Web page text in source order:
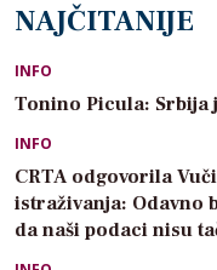
NAJČITANIJE
INFO
Tonino Picula: Srbija
INFO
CRTA odgovorila
istraživanja: Odavno
da naši podaci nisu